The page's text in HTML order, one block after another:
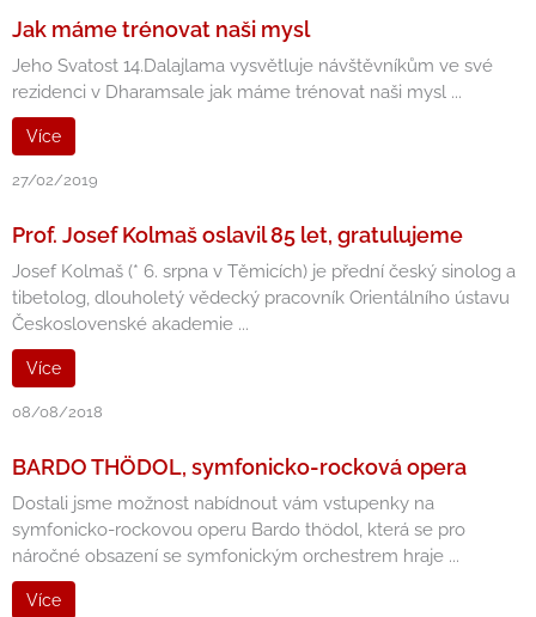
Jak máme trénovat naši mysl
Jeho Svatost 14.Dalajlama vysvětluje návštěvníkům ve své
rezidenci v Dharamsale jak máme trénovat naši mysl ...
Více
27/02/2019
Prof. Josef Kolmaš oslavil 85 let, gratulujeme
Josef Kolmaš (* 6. srpna v Těmicích) je přední český sinolog a
tibetolog, dlouholetý vědecký pracovník Orientálního ústavu
Československé akademie ...
Více
08/08/2018
BARDO THÖDOL, symfonicko-rocková opera
Dostali jsme možnost nabídnout vám vstupenky na
symfonicko-rockovou operu Bardo thödol, která se pro
náročné obsazení se symfonickým orchestrem hraje ...
Více